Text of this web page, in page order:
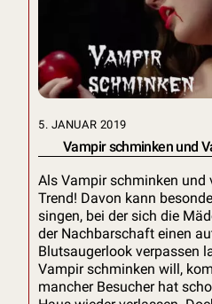
5. JANUAR 2019
Vampir schminken und
Als Vampir schminken
Trend! Davon kann
singen, bei der sich die
der Nachbarschaft einen
Blutsaugerlook verpassen
Vampir schminken will,
mancher Besucher hat